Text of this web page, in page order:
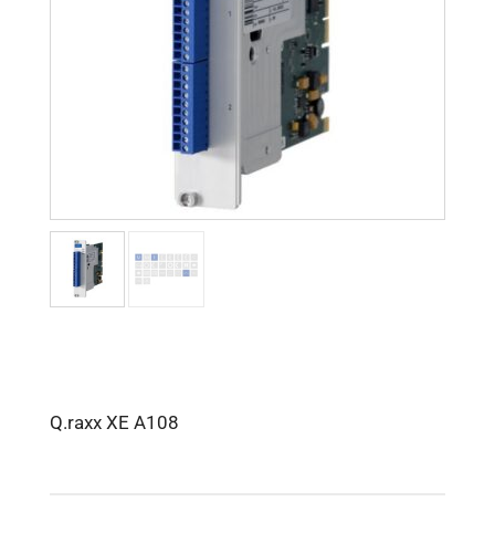
Q.raxx XE A108